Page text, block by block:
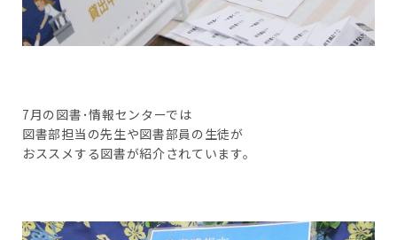
7月の図書･情報センターでは
図書部担当の先生や図書部員の生徒が
おススメする図書が紹介されています。